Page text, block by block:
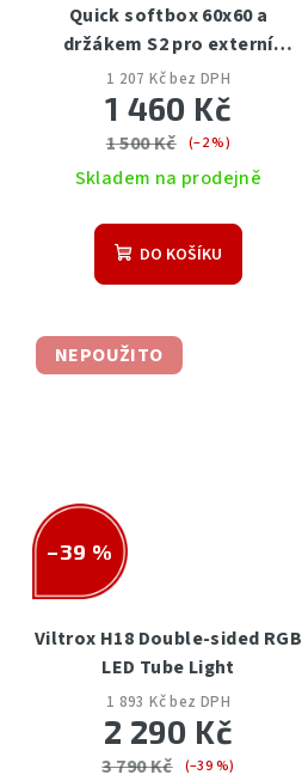
Quick softbox 60x60 a
držákem S2 pro externí
blesky
1 207 Kč bez DPH
1 460 Kč
1 500 Kč (–2 %)
Skladem na prodejně
DO KOŠÍKU
NEPOUŽITO
–39 %
Viltrox H18 Double-sided RGB
LED Tube Light
1 893 Kč bez DPH
2 290 Kč
3 790 Kč (–39 %)